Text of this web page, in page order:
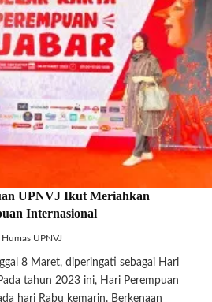
UPNVJ Ikut Meriahkan
Internasional
Humas UPNVJ
8 Maret, diperingati sebagai Hari
tahun 2023 ini, Hari Perempuan
hari Rabu kemarin. Berkenaan